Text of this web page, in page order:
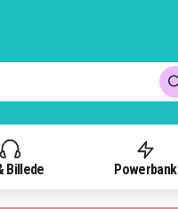
Billede Powerbank